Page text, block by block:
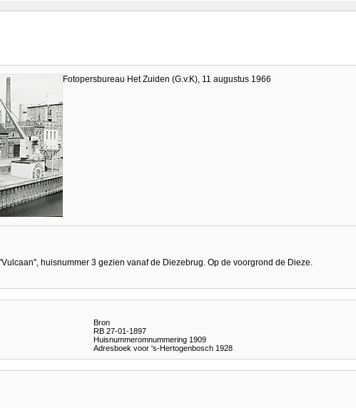
Fotopersbureau Het Zuiden (G.v.K), 11 augustus 1966
huisnummer 3 gezien vanaf de Diezebrug. Op de voorgrond de Dieze.
Bron
RB 27-01-1897
Huisnummeromnummering 1909
Adresboek voor 's-Hertogenbosch 1928